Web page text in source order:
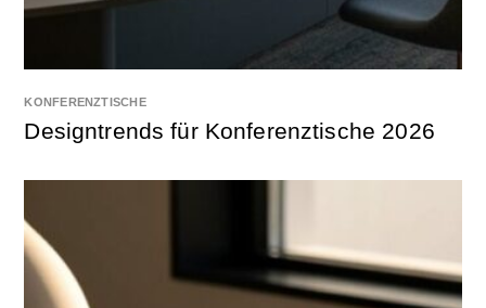
KONFERENZTISCHE
Designtrends für Konferenztische 2026